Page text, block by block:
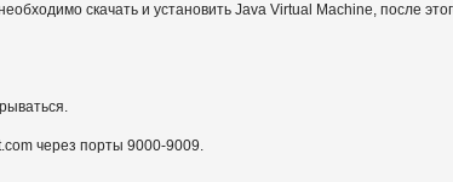
скачать и установить Java Virtual Machine, после
через порты 9000-9009.